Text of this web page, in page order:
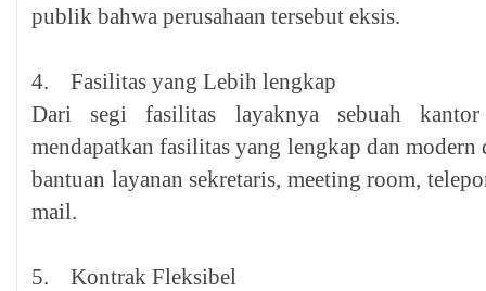
publik bahwa perusahaan tersebut eksis.
4. Fasilitas yang Lebih lengkap
Dari segi fasilitas layaknya sebuah
mendapatkan fasilitas yang lengkap dan
bantuan layanan sekretaris, meeting room,
mail.
5. Kontrak Fleksibel